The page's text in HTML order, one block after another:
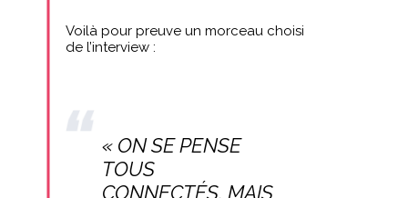
Voilà pour preuve un morceau choisi
de l’interview :
« ON SE PENSE
TOUS
CONNECTÉS, MAIS